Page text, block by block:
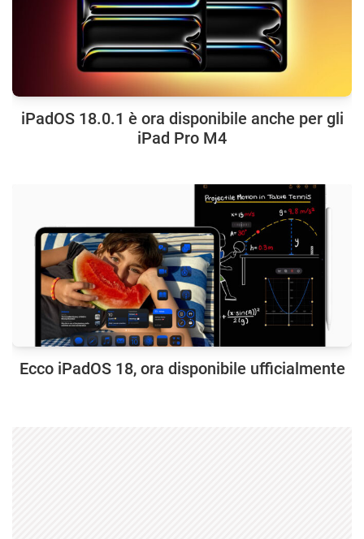
iPadOS 18.0.1 è ora disponibile anche per gli
iPad Pro M4
Ecco iPadOS 18, ora disponibile ufficialmente